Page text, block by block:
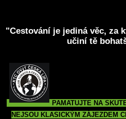
"Cestování je jediná věc, za
učiní tě
PAMATUJTE NA
NEJSOU KLASICKÝM ZÁJEZDEM